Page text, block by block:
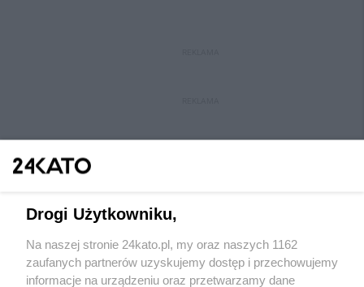
Wydawca mediów lokalnych
Drogi Użytkowniku,
Na naszej stronie 24kato.pl, my oraz naszych 1162
zaufanych partnerów uzyskujemy dostęp i przechowujemy
informacje na urządzeniu oraz przetwarzamy dane